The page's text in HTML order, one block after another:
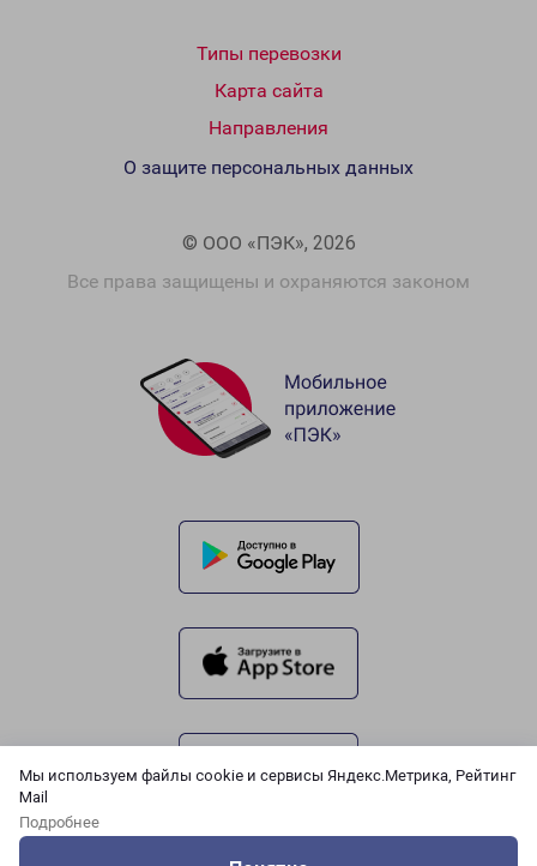
Мы используем файлы cookie и сервисы Яндекс.Метрика, Рейтинг
Mail
Подробнее
Типы перевозки
Карта сайта
Направления
© ООО «ПЭК», 2026
Все права защищены и охраняются законом
О защите персональных данных